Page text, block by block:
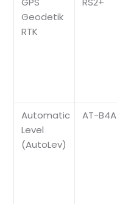
Geodetik
RTK
Automatic
Level
(AutoLev)
AT-B4A